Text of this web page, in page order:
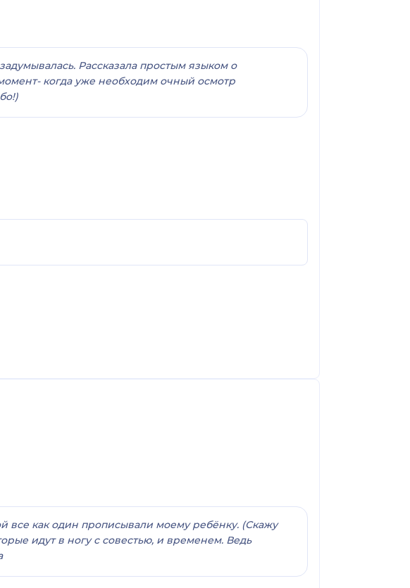
Рассказала простым языком о
когда уже необходим очный осмотр
все как один прописывали моему ребёнку. (Скажу
идут в ногу с совестью, и временем. Ведь